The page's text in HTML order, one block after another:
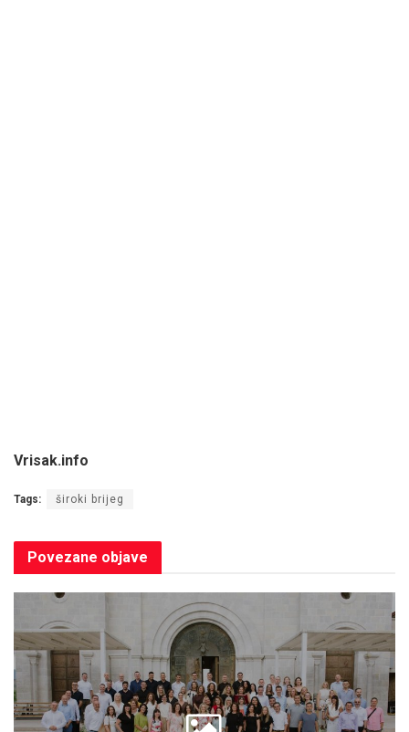
Vrisak.info
Tags: široki brijeg
Povezane objave